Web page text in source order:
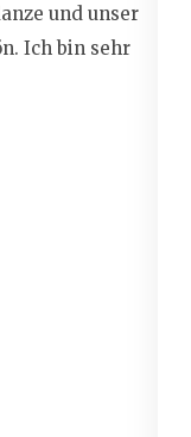
und unser
Ich bin sehr